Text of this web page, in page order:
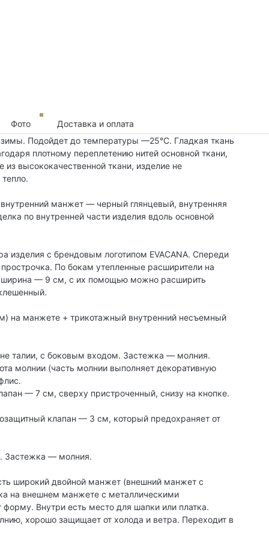
Фото
Доставка и оплата
Подойдет до температуры —25°C. Гладкая ткань
плотному переплетению нитей основной ткани,
высококачественной ткани, изделие не
манжет — черный глянцевый, внутренняя
по внутренней части изделия вдоль основной
изделия с брендовым логотипом EVACANA. Спереди
По бокам утепленные расширители на
— 9 см, с их помощью можно расширить
на манжете + трикотажный внутренний несъемный
талии, с боковым входом. Застежка — молния.
молнии (часть молнии выполняет декоративную
— 7 см, сверху пристроченный, снизу на кнопке.
клапан — 3 см, который предохраняет от
Застежка — молния.
широкий двойной манжет (внешний манжет с
на внешнем манжете с металлическими
Внутри есть место для шапки или платка.
хорошо защищает от холода и ветра. Переходит в